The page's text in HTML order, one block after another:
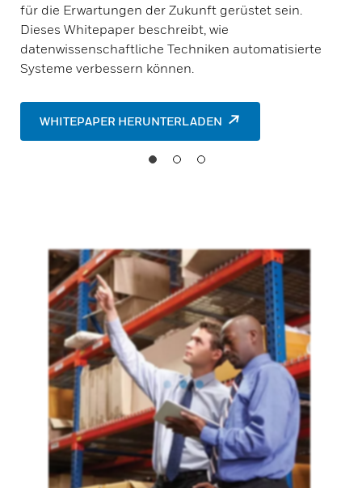
für die Erwartungen der Zukunft gerüstet sein.
Dieses Whitepaper beschreibt, wie
datenwissenschaftliche Techniken automatisierte
Systeme verbessern können.
WHITEPAPER HERUNTERLADEN